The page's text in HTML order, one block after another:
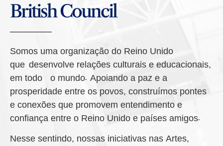
British Council
Somos uma organização do Reino Unido
que desenvolve relações culturais e educacionais,
em todo o mundo. Apoiando a paz e a
prosperidade entre os povos, construímos pontes
e conexões que promovem entendimento e
confiança entre o Reino Unido e países amigos.
Nesse sentindo, nossas iniciativas nas Artes,